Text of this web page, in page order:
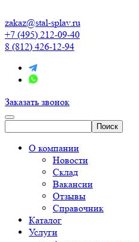
zakaz@stal-splav.ru
+7 (495) 212-09-40
8 (812) 426-12-94
Заказать звонок
О компании
Новости
Склад
Вакансии
Отзывы
Справочник
Каталог
Услуги